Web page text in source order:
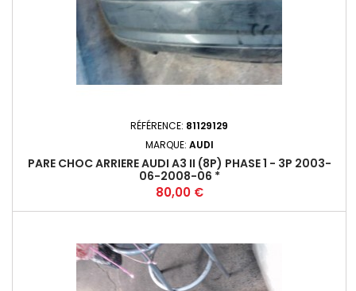
RÉFÉRENCE: 81129129
MARQUE: AUDI
PARE CHOC ARRIERE AUDI A3 II (8P) PHASE 1 - 3P 2003-
06-2008-06 *
Prix
80,00 €